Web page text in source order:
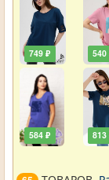
749 ₽
584 ₽
540
813